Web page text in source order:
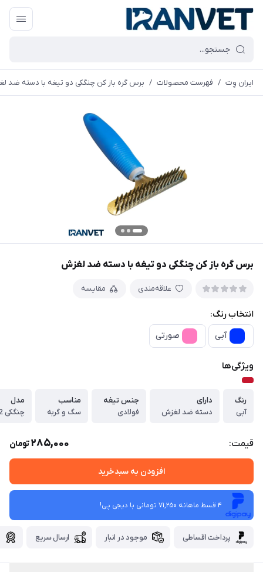
ایران وِت / فهرست محصولات / برس گره باز کن چنگکی دو تیغه با دسته ضد
برس گره باز کن چنگکی دو تیغه با دسته ضد لغزش
علاقه‌مندی مقایسه
انتخاب رنگ:
آبی صورتی
ویژگی‌ها
رنگ
آبی
دارای
دسته ضد لغزش
جنس تیغه
فولادی
مناسب
سگ و گربه
مدل
چنگکی 2 تیغه
قیمت: 285,000تومان
افزودن به سبدخرید
4 قسط ماهانه 71,250 تومانی با دیجی ‌پی!
پرداخت اقساطی موجود در انبار ارسال سریع